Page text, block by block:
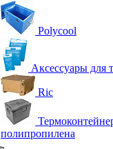
Polycool
Аксессуары для
Ric
полипропилена